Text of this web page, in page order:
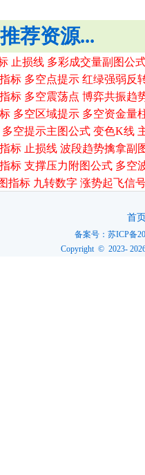
荐资源...
止损线 多彩成交量副图公
标 多空点提示 红绿强弱反
标 多空震荡点 博弈共振趋
多空区域提示 多空资金量
空提示主图公式 变色K线
标 止损线 波段趋势擒拿副
标 支撑压力附图公式 多空
指标 九转数字 涨势起飞信
首
备案号：苏ICP备
Copyright © 2023-